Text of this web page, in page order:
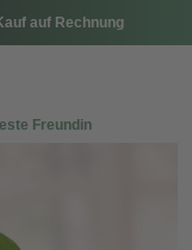
auf Rechnung
Freundin